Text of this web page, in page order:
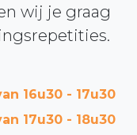
wij je graag
16u30 - 17u30
17u30 - 18u30